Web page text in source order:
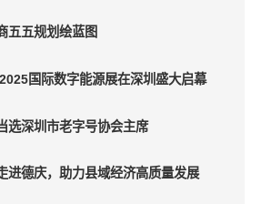
五五规划绘蓝图
国际数字能源展在深圳盛大启幕
选深圳市老字号协会主席
进德庆，助力县域经济高质量发展